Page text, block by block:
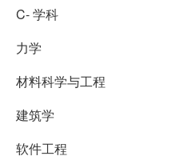
C- 学科
力学
材料科学与工程
建筑学
软件工程